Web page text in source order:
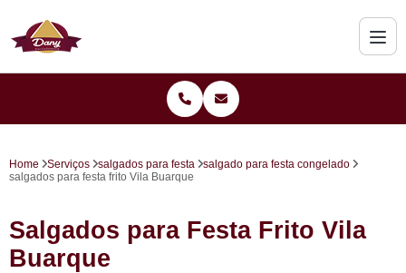
Home Serviços salgados para festa
salgado para festa congelado
salgados para festa frito Vila Buarque
Salgados para Festa Frito Vila
Buarque